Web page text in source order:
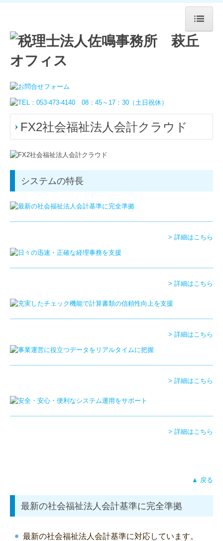
ホーム
事務所案内
メッセージ
経営コンサル
創業支援
FX2社会福祉法人会計クラウド
システムの特長
> 詳細はこちら
> 詳細はこちら
> 詳細はこちら
> 詳細はこちら
> 詳細はこちら
▲ 戻る
最新の社会福祉法人会計基準に完全準拠
最新の社会福祉法人会計基準に対応しています。